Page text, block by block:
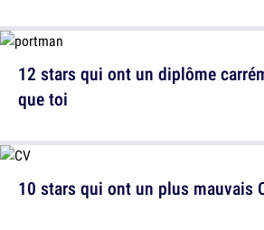
12 stars qui ont un diplôme
que toi
10 stars qui ont un plus mauvais